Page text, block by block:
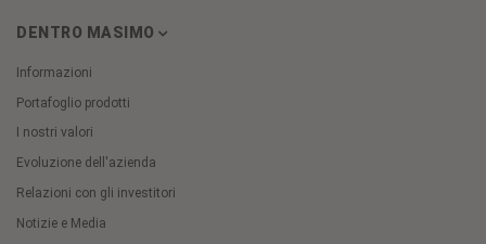
DENTRO MASIMO
Informazioni
Portafoglio prodotti
I nostri valori
Evoluzione dell'azienda
Relazioni con gli investitori
Notizie e Media